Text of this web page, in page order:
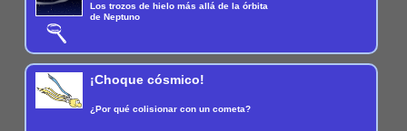
Los trozos de hielo más allá de la órbita
de Neptuno
¡Choque cósmico!
¿Por qué colisionar con un cometa?